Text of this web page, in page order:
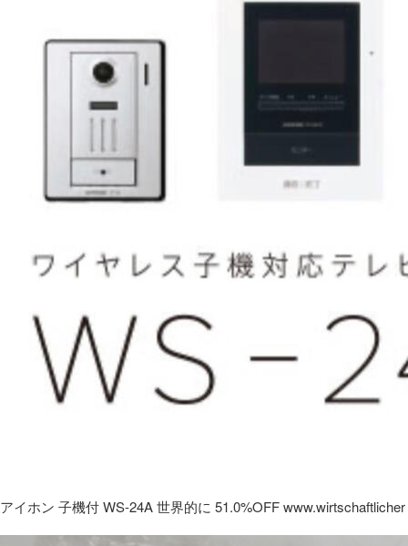
アイホン 子機付 WS-24A 世界的に 51.0%OFF www.wirtschaftlicher